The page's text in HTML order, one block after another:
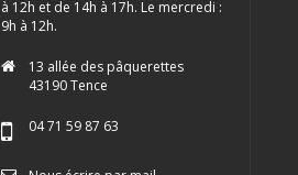
à 12h et de 14h à 17h. Le mercredi :
9h à 12h.
13 allée des pâquerettes
43190 Tence
04 71 59 87 63